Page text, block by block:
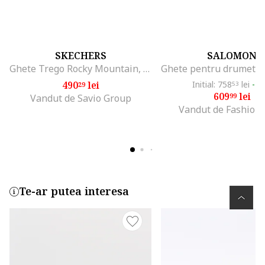
SKECHERS
Ghete Trego Rocky Mountain, Gri
49029lei
Vandut de Savio Group
SALOMON
Initial: 75853 lei -
60999lei
Vandut de Fashion
Te-ar putea interesa